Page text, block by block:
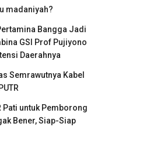
madaniyah?
Bangga Jadi
GSI Prof Pujiyono
Daerahnya
Semrawutnya Kabel
Pati untuk Pemborong
Bener, Siap-Siap